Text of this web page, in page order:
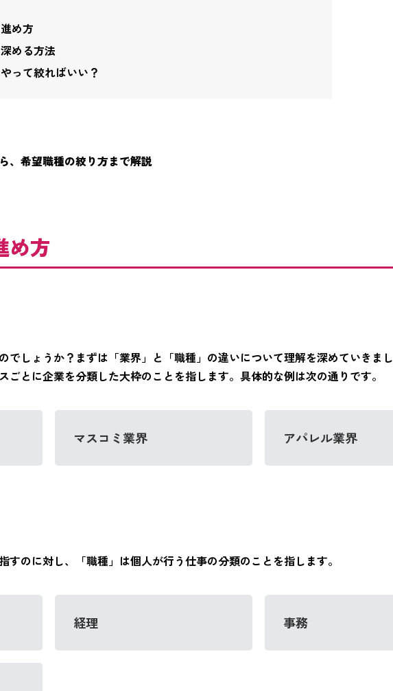
め方
める方法
って絞ればいい？
、希望職種の絞り方まで解説
め方
でしょうか？まずは「業界」と「職種」の違いについて理解を深めていきまし
ごとに企業を分類した大枠のことを指します。具体的な例は次の通りです。
マスコミ業界 アパレル業界
すのに対し、「職種」は個人が行う仕事の分類のことを指します。
経理 事務